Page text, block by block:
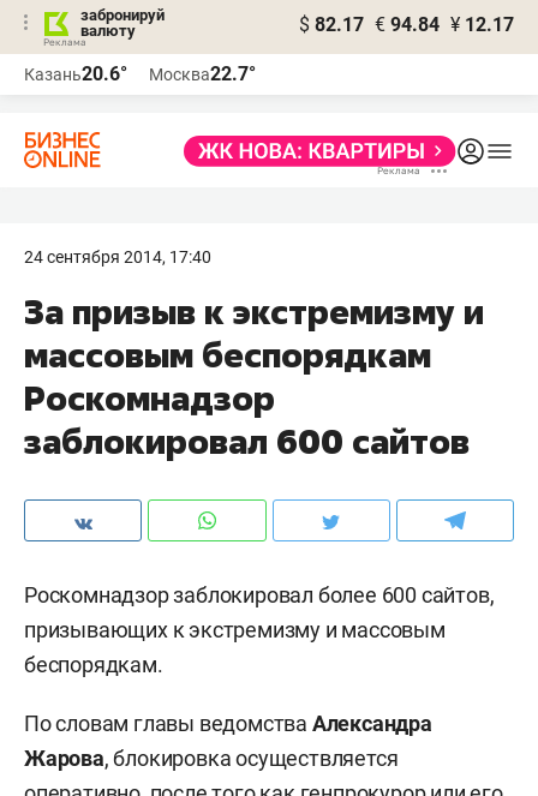
забронируй
валюту
$ 82.17 € 94.84 ¥ 12.17
Казань20.6° Москва22.7°
24 сентября 2014, 17:40
За призыв к экстремизму и
массовым беспорядкам
Роскомнадзор
заблокировал 600 сайтов
Роскомнадзор заблокировал более 600 сайтов,
призывающих к экстремизму и массовым
беспорядкам.
По словам главы ведомства Александра
Жарова, блокировка осуществляется